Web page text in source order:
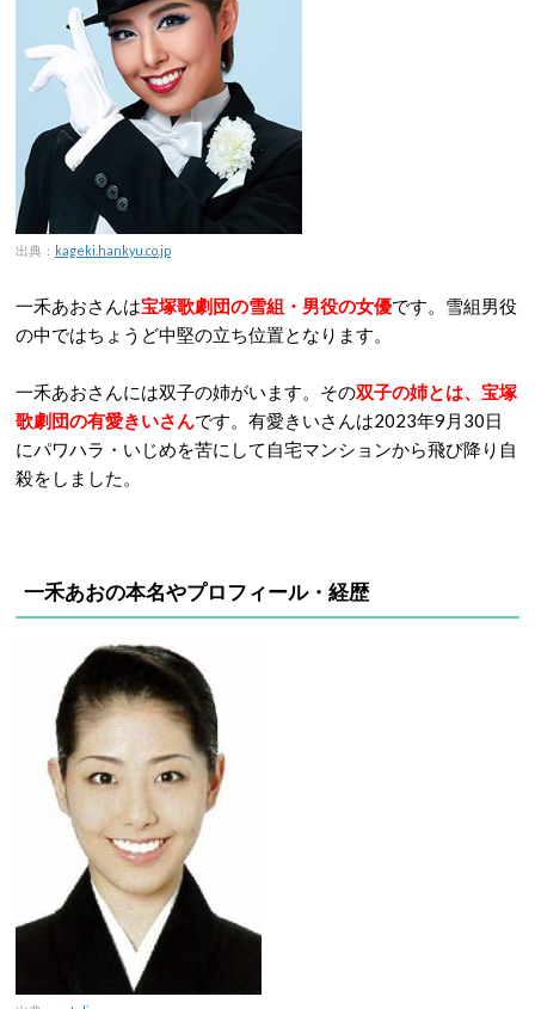
出典： kageki.hankyu.co.jp
一禾あおさんは宝塚歌劇団の雪組・男役の女優です。雪組男役
の中ではちょうど中堅の立ち位置となります。
一禾あおさんには双子の姉がいます。その双子の姉とは、宝塚
歌劇団の有愛きいさんです。有愛きいさんは2023年9月30日
にパワハラ・いじめを苦にして自宅マンションから飛び降り自
殺をしました。
一禾あおの本名やプロフィール・経歴